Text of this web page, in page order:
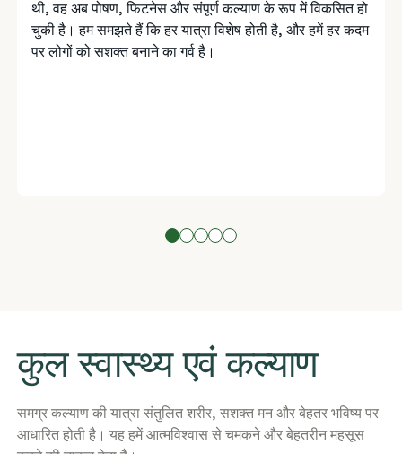
थी, वह अब पोषण, फिटनेस और संपूर्ण कल्याण के रूप में विकसित हो
चुकी है। हम समझते हैं कि हर यात्रा विशेष होती है, और हमें हर कदम
पर लोगों को सशक्त बनाने का गर्व है।
​कुल स्वास्थ्य एवं कल्याण
​समग्र कल्याण की यात्रा संतुलित शरीर, सशक्त मन और बेहतर भविष्य पर
आधारित होती है। यह हमें आत्मविश्वास से चमकने और बेहतरीन महसूस